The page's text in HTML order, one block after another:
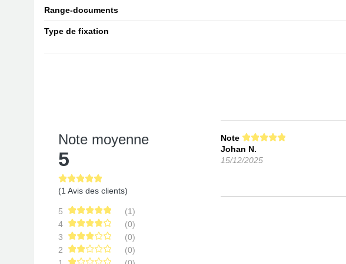
Range-documents
Type de fixation
Note moyenne
5
(1 Avis des clients)
5
(1)
4
(0)
3
(0)
2
(0)
Note
Johan N.
15/12/2025